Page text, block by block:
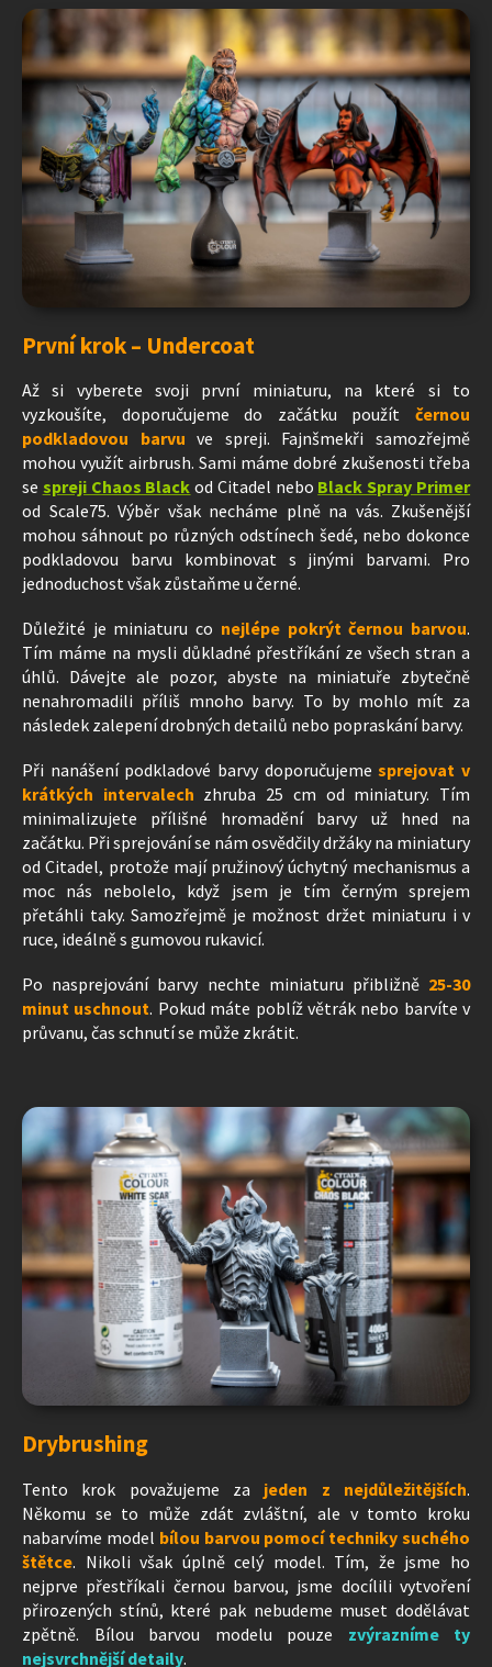
První krok – Undercoat
Až si vyberete svoji první miniaturu, na které si to
vyzkoušíte, doporučujeme do začátku použít černou
podkladovou barvu ve spreji. Fajnšmekři samozřejmě
mohou využít airbrush. Sami máme dobré zkušenosti třeba
se spreji Chaos Black od Citadel nebo Black Spray Primer
od Scale75. Výběr však necháme plně na vás. Zkušenější
mohou sáhnout po různých odstínech šedé, nebo dokonce
podkladovou barvu kombinovat s jinými barvami. Pro
jednoduchost však zůstaňme u černé.
Důležité je miniaturu co nejlépe pokrýt černou barvou.
Tím máme na mysli důkladné přestříkání ze všech stran a
úhlů. Dávejte ale pozor, abyste na miniatuře zbytečně
nenahromadili příliš mnoho barvy. To by mohlo mít za
následek zalepení drobných detailů nebo popraskání barvy.
Při nanášení podkladové barvy doporučujemesprejovat v
krátkých intervalech zhruba 25 cm od miniatury. Tím
minimalizujete přílišné hromadění barvy už hned na
začátku. Při sprejování se nám osvědčily držáky na miniatury
od Citadel, protože mají pružinový úchytný mechanismus a
moc nás nebolelo, když jsem je tím černým sprejem
přetáhli taky. Samozřejmě je možnost držet miniaturu i v
ruce, ideálně s gumovou rukavicí.
Po nasprejování barvy nechte miniaturu přibližně 25-30
minut uschnout. Pokud máte poblíž větrák nebo barvíte v
průvanu, čas schnutí se může zkrátit.
Drybrushing
Tento krok považujeme za jeden z nejdůležitějších.
Někomu se to může zdát zvláštní, ale v tomto kroku
nabarvíme model bílou barvou pomocí techniky suchého
štětce. Nikoli však úplně celý model. Tím, že jsme ho
nejprve přestříkali černou barvou, jsme docílili vytvoření
přirozených stínů, které pak nebudeme muset dodělávat
zpětně. Bílou barvou modelu pouze zvýrazníme ty
nejsvrchnější detaily.